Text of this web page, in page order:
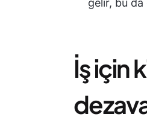
gelir, bu da
İş için